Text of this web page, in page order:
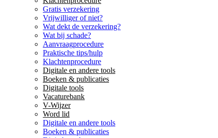
Gratis verzekering
Vrijwilliger of niet?
Wat dekt de verzekering?
Wat bij schade?
Aanvraagprocedure
Praktische tips/hulp
Klachtenprocedure
Digitale en andere tools
Boeken & publicaties
Digitale tools
Vacaturebank
V-Wijzer
Word lid
Digitale en andere tools
Boeken & publicaties